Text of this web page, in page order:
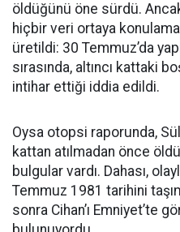
öldüğünü öne sürdü.
hiçbir veri ortaya
üretildi: 30 Temmuz’da
sırasında, altıncı kattaki
intihar ettiği iddia edildi.
Oysa otopsi raporunda,
kattan atılmadan önce
bulgular vardı. Dahası,
Temmuz 1981 tarihini
sonra Cihan’ı Emniyet’te